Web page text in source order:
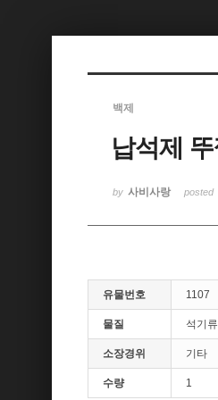
백제
납석제
by 사비사랑 posted
유물번호 1107
물질 석기류
소장경위 기타
수량 1
케치북5
케치북5